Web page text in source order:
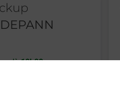
19h00